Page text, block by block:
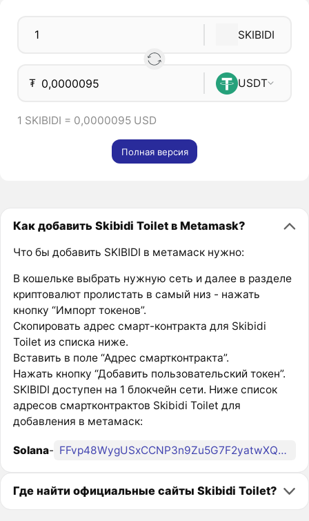
SKIBIDI
₮ USDT
1 SKIBIDI = 0,0000095 USD
Полная версия
Как добавить Skibidi Toilet в Metamask?
Что бы добавить SKIBIDI в метамаск нужно:
В кошельке выбрать нужную сеть и далее в разделе
криптовалют пролистать в самый низ - нажать
кнопку “Импорт токенов”.
Скопировать адрес смарт-контракта для Skibidi
Toilet из списка ниже.
Вставить в поле “Адрес смартконтракта”.
Нажать кнопку “Добавить пользовательский токен”.
SKIBIDI доступен на 1 блокчейн сети. Ниже список
адресов смартконтрактов Skibidi Toilet для
добавления в метамаск:
Solana- FFvp48WygUSxCCNP3n9Zu5G7F2yatwXQHbpD2Mkkpump
Где найти официальные сайты Skibidi Toilet?